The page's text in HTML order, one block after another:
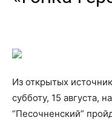
Из открытых
субботу, 15 августа,
“Песочненский”